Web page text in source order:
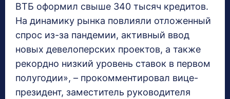
ВТБ оформил свыше 340 тысяч кредитов.
На динамику рынка повлияли отложенный
спрос из-за пандемии, активный ввод
новых девелоперских проектов, а также
рекордно низкий уровень ставок в первом
полугодии», – прокомментировал вице-
президент, заместитель руководителя